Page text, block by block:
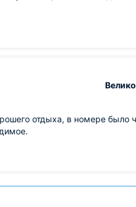
отдыха, в номере было